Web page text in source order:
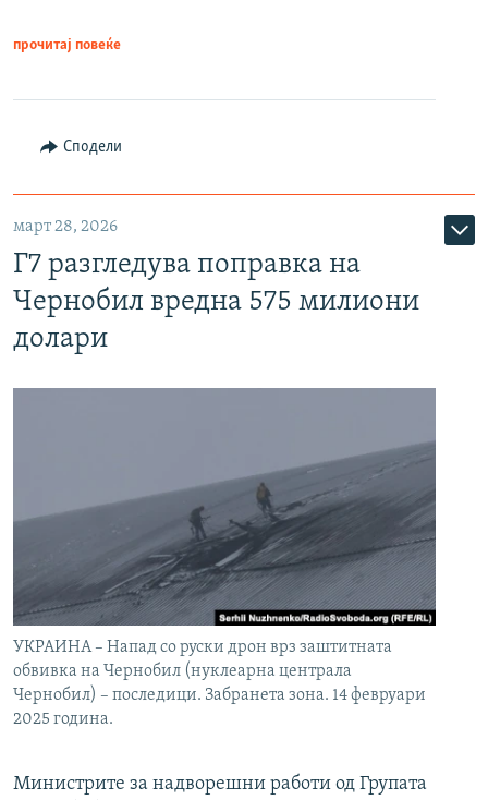
прочитај повеќе
Сподели
март 28, 2026
Г7 разгледува поправка на
Чернобил вредна 575 милиони
долари
УКРАИНА – Напад со руски дрон врз заштитната
обвивка на Чернобил (нуклеарна централа
Чернобил) – последици. Забранета зона. 14 февруари
2025 година.
Министрите за надворешни работи од Групата